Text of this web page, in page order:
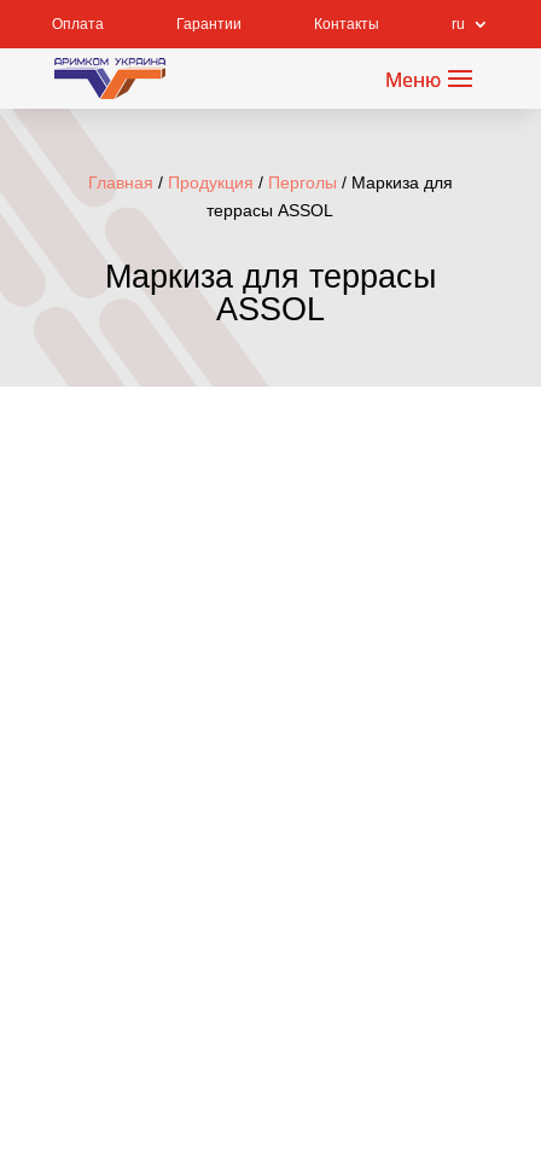
Оплата Гарантии Контакты ru
Главная / Продукция / Перголы / Маркиза для
террасы ASSOL
Маркиза для террасы
ASSOL